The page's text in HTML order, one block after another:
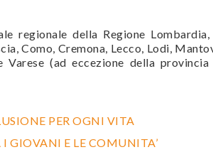
regionale della Regione Lombardia,
Como, Cremona, Lecco, Lodi,
(ad eccezione della
PER OGNI VITA
GIOVANI E LE COMUNITA’